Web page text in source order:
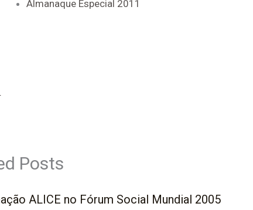
Almanaque Especial 2011
Posts
ALICE no Fórum Social Mundial 2005